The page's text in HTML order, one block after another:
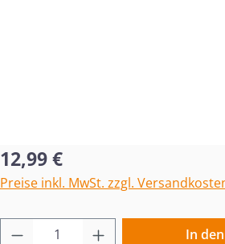
Regulärer Preis:
12,99 €
Preise inkl. MwSt. zzgl.
Produkt Anzahl: Gib den
In